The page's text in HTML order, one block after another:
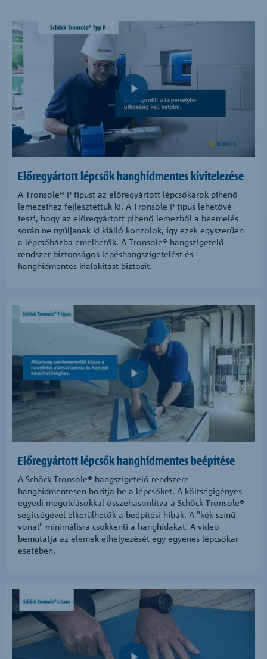
Előregyártott lépcsők hanghídmentes kivitelezése
A Tronsole® P típust az előregyártott lépcsőkarok pihenő
lemezeihez fejlesztettük ki. A Tronsole P típus lehetővé
teszi, hogy az előregyártott pihenő lemezből a beemelés
során ne nyúljanak ki kiálló konzolok, így ezek egyszerűen
a lépcsőházba emelhetők. A Tronsole® hangszigetelő
rendszer biztonságos lépéshangszigetelést és
hanghídmentes kialakítást biztosít.
Előregyártott lépcsők hanghídmentes beépítése
A Schöck Tronsole® hangszigetelő rendszere
hanghídmentesen borítja be a lépcsőket. A költségigényes
egyedi megoldásokkal összehasonlítva a Schöck Tronsole®
segítségével elkerülhetők a beépítési hibák. A "kék színű
vonal" minimálisra csökkenti a hanghidakat. A video
bemutatja az elemek elhelyezését egy egyenes lépcsőkar
esetében.